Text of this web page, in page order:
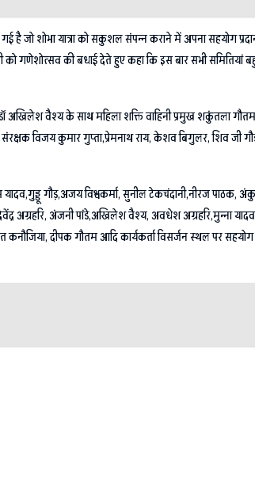
है जो शोभा यात्रा को सकुशल संपन्न कराने में अपना सहयोग
गणेशोत्सव की बधाई देते हुए कहा कि इस बार सभी समितियां
अखिलेश वैश्य के साथ महिला शक्ति वाहिनी प्रमुख शकुंतला
संरक्षक विजय कुमार गुप्ता,प्रेमनाथ राय, केशव बिगुलर, शिव
गौड़,अजय विश्वकर्मा, सुनील टेकचंदानी,नीरज पाठक,
देवेंद्र अग्रहरि, अंजनी पांडे,अखिलेश वैश्य, अवधेश अग्रहरि,मुन्ना
कनौजिया, दीपक गौतम आदि कार्यकर्ता विसर्जन स्थल पर